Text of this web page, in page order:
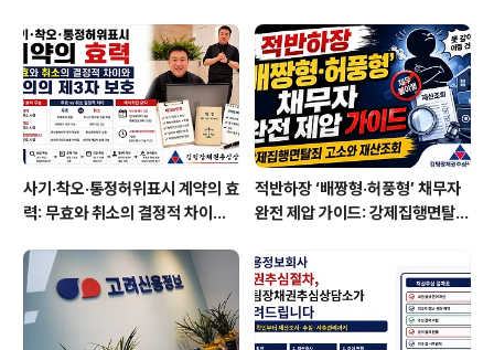
사기·착오·통정허위표시 계약의 효
력: 무효와 취소의 결정적 차이와
적반하장 ‘배짱형·허풍형’ 채무자
완전 제압 가이드: 강제집행면탈죄